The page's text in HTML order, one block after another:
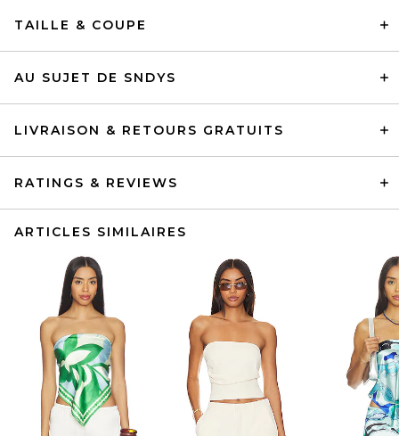
TAILLE & COUPE
AU SUJET DE SNDYS
LIVRAISON & RETOURS GRATUITS
RATINGS & REVIEWS
ARTICLES SIMILAIRES